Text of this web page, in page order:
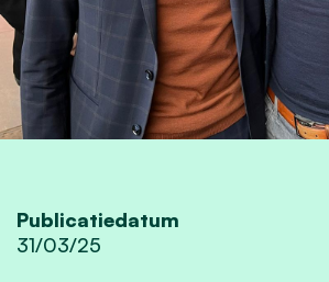
Publicatiedatum
31/03/25